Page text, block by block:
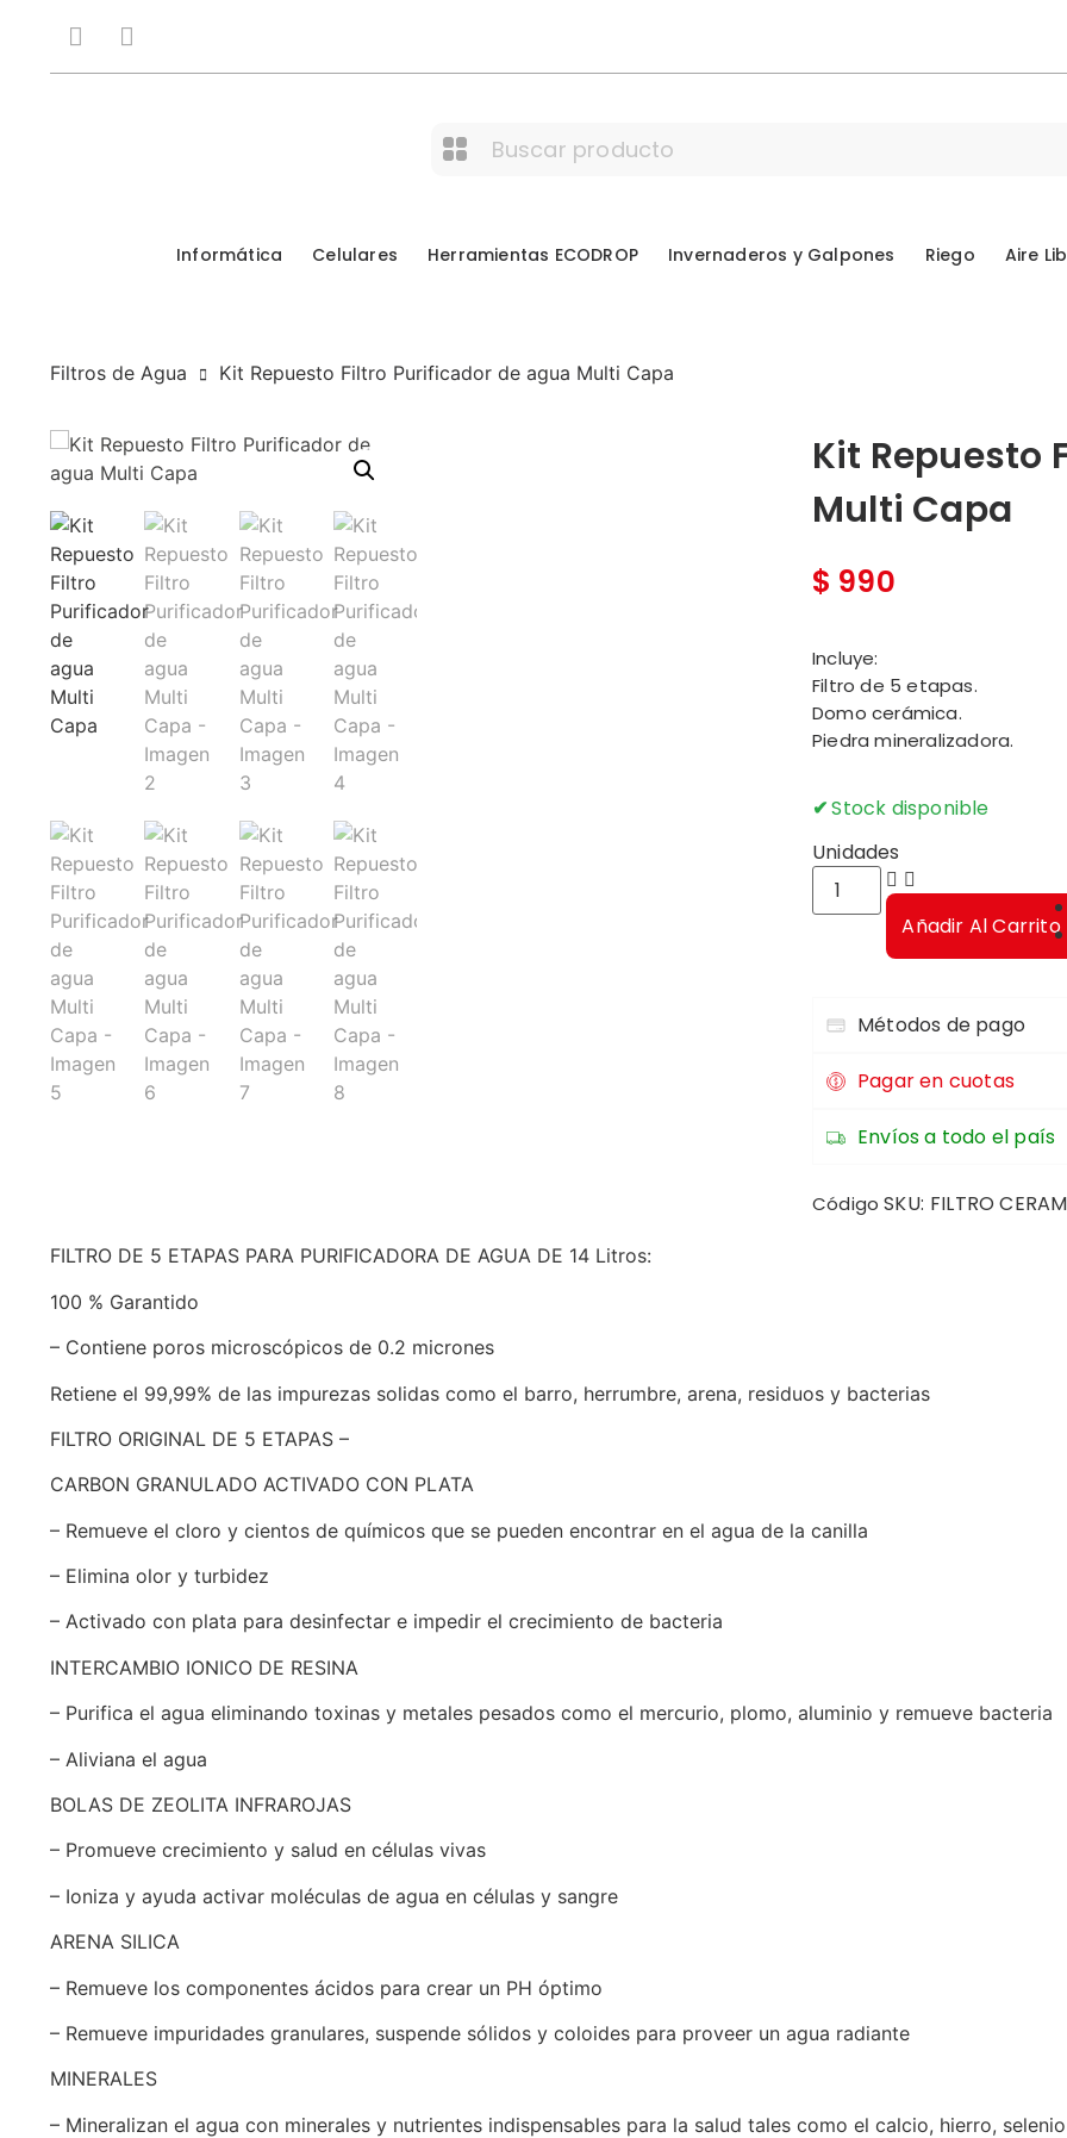
Informática Celulares Herramientas ECODROP Invernaderos y Galpones Riego Aire
Filtros de Agua Kit Repuesto Filtro Purificador de agua Multi Capa
Kit Repuesto
Multi Capa
$ 990
Incluye:
Filtro de 5 etapas.
Domo cerámica.
Piedra mineralizadora.
Stock disponible
Unidades
Añadir Al Carrito
Métodos de pago
Pagar en cuotas
Envíos a todo el país
Código SKU: FILTRO
FILTRO DE 5 ETAPAS PARA PURIFICADORA DE AGUA DE 14 Litros:
100 % Garantido
– Contiene poros microscópicos de 0.2 micrones
Retiene el 99,99% de las impurezas solidas como el barro, herrumbre, arena, residuos y bacterias
FILTRO ORIGINAL DE 5 ETAPAS –
CARBON GRANULADO ACTIVADO CON PLATA
– Remueve el cloro y cientos de químicos que se pueden encontrar en el agua de la canilla
– Elimina olor y turbidez
– Activado con plata para desinfectar e impedir el crecimiento de bacteria
INTERCAMBIO IONICO DE RESINA
– Purifica el agua eliminando toxinas y metales pesados como el mercurio, plomo, aluminio y remueve bacteria
– Aliviana el agua
BOLAS DE ZEOLITA INFRAROJAS
– Promueve crecimiento y salud en células vivas
– Ioniza y ayuda activar moléculas de agua en células y sangre
ARENA SILICA
– Remueve los componentes ácidos para crear un PH óptimo
– Remueve impuridades granulares, suspende sólidos y coloides para proveer un agua radiante
MINERALES
– Mineralizan el agua con minerales y nutrientes indispensables para la salud tales como el calcio, hierro,